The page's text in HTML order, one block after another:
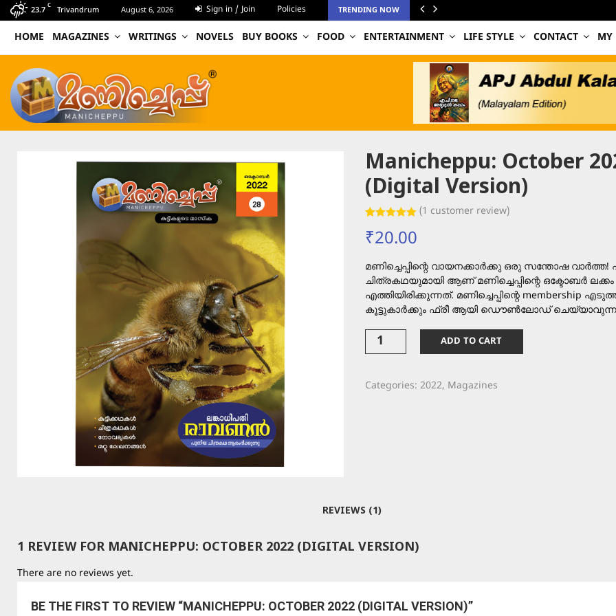
23.7 C Trivandrum August 6, 2026 Sign in / Join Policies TRENDING NOW
HOME MAGAZINES WRITINGS NOVELS BUY BOOKS FOOD ENTERTAINMENT LIFE STYLE CONTACT MY
Manicheppu: October
(Digital Version)
out of 5
based on
rating
(1 customer review)
₹20.00
മണിച്ചെപ്പിന്റെ വായനക്കാർക്കു ഒരു സന്തോഷ
ചിത്രകഥയുമായി ആണ് മണിച്ചെപ്പിന്റെ ഒക്ടോബർ ലക്കം
എത്തിയിരിക്കുന്നത്. മണിച്ചെപ്പിന്റെ membership
കൂട്ടുകാർക്കും ഫ്രീ ആയി ഡൌൺലോഡ്
Manicheppu:
(Digital
Version)
ADD TO CART
Categories: 2022, Magazines
REVIEWS (1)
1 REVIEW FOR MANICHEPPU: OCTOBER 2022 (DIGITAL VERSION)
There are no reviews yet.
BE THE FIRST TO REVIEW “MANICHEPPU: OCTOBER 2022 (DIGITAL VERSION)”